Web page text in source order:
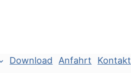
Download Anfahrt Kontakt